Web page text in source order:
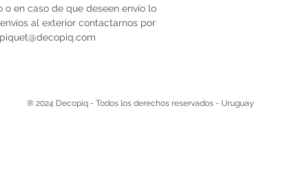
en caso de que deseen envío lo
al exterior contactarnos por
® 2024 Decopiq - Todos los derechos reservados - Uruguay